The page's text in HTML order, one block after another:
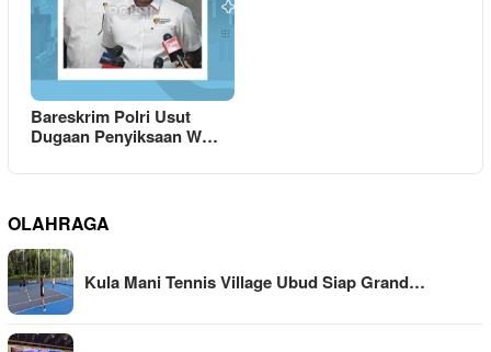
Bareskrim Polri Usut
Dugaan Penyiksaan W…
OLAHRAGA
Kula Mani Tennis Village Ubud Siap Grand…